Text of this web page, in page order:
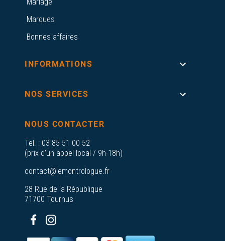
Marques
Bonnes affaires
INFORMATIONS 
NOS SERVICES 
NOUS CONTACTER
Tel. : 03 85 51 00 52
(prix d'un appel local / 9h-18h)
contact@lemontrologue.fr
28 Rue de la République
71700 Tournus